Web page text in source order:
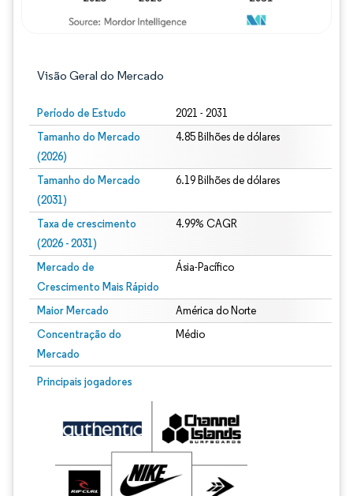
Visão Geral do Mercado
Período de Estudo 2021 - 2031
Tamanho do Mercado
(2026)
4.85 Bilhões de dólares
Tamanho do Mercado
(2031)
6.19 Bilhões de dólares
Taxa de crescimento
(2026 - 2031)
4.99% CAGR
Mercado de
Crescimento Mais Rápido
Ásia-Pacífico
Maior Mercado América do Norte
Concentração do
Mercado
Médio
Principais jogadores
Imagem © Mordor Intelligence. O reuso requer atribuição conforme CC BY 4.0.